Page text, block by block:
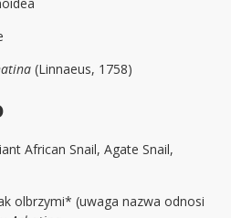
(Linnaeus, 1758)
African Snail, Agate Snail,
olbrzymi* (uwaga nazwa odnosi